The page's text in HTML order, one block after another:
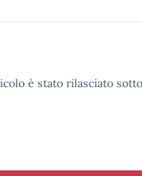
è stato rilasciato